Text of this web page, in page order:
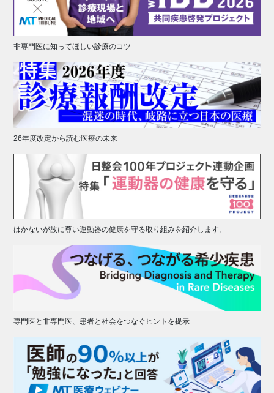
非専門医に知ってほしい診療のコツ
26年度改定から読む医療の未来
はかないが故に尊い運動器の健康を守る取り組みを紹介します。
専門医と非専門医、患者と社会をつなぐヒントを提示